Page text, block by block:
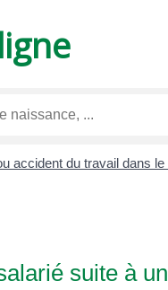
VARZAY
accident du travail dans
suite à